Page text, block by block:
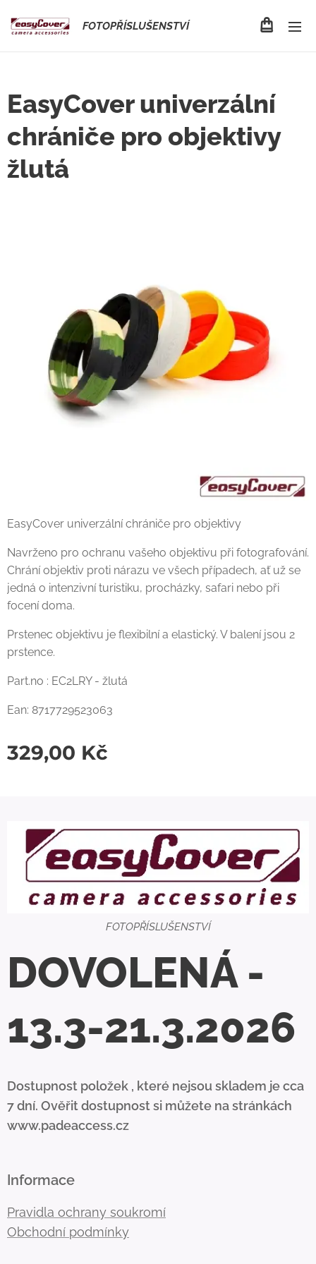
FOTOPŘÍSLUŠENSTVÍ
EasyCover univerzální
chrániče pro objektivy
žlutá
EasyCover univerzální chrániče pro objektivy
Navrženo pro ochranu vašeho objektivu při fotografování.
Chrání objektiv proti nárazu ve všech případech, ať už se
jedná o intenzivní turistiku, procházky, safari nebo při
focení doma.
Prstenec objektivu je flexibilní a elastický. V balení jsou 2
prstence.
Part.no : EC2LRY - žlutá
Ean: 8717729523063
329,00 Kč
FOTOPŘÍSLUŠENSTVÍ
DOVOLENÁ -
13.3-21.3.2026
Dostupnost položek , které nejsou skladem je cca
7 dní. Ověřit dostupnost si můžete na stránkách
www.padeaccess.cz
Informace
Pravidla ochrany soukromí
Obchodní podmínky